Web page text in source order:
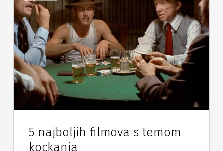
5 najboljih filmova s temom
kockanja